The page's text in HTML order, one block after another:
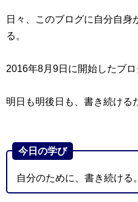
日々、このブログに自分自身
る。
2016年8月9日に開始したブロ
明日も明後日も、書き続ける
今日の学び
自分のために、書き続ける。